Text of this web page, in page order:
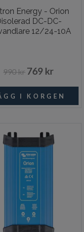
Energy - Orion
DC-DC-
12/24-10A
990 kr 769 kr